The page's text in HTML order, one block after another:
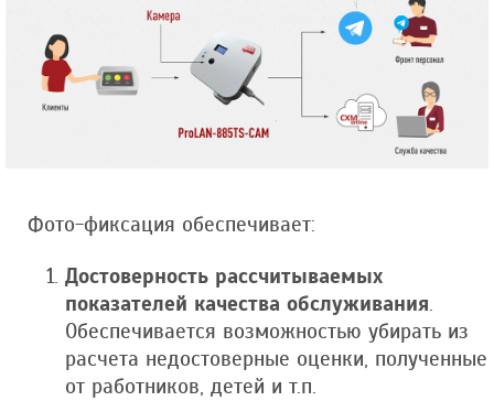
Фото-фиксация обеспечивает:
Достоверность рассчитываемых
показателей качества обслуживания.
Обеспечивается возможностью убирать из
расчета недостоверные оценки, полученные
от работников, детей и т.п.